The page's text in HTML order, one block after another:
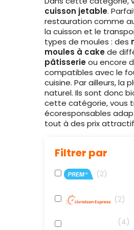
cuisson jetable.
restauration comme
la cuisson et le
types de moules : des
moules à cakede
pâtisserieou encore
compatibles avec le
cuisine. Par ailleurs, la
naturel. Ils sont donc
cette catégorie, vous
écoresponsables
tout à des prix
Filtrer par
2
2
4